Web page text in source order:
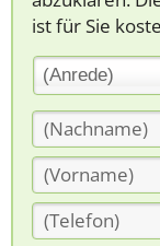
ist für Sie
(Anrede)